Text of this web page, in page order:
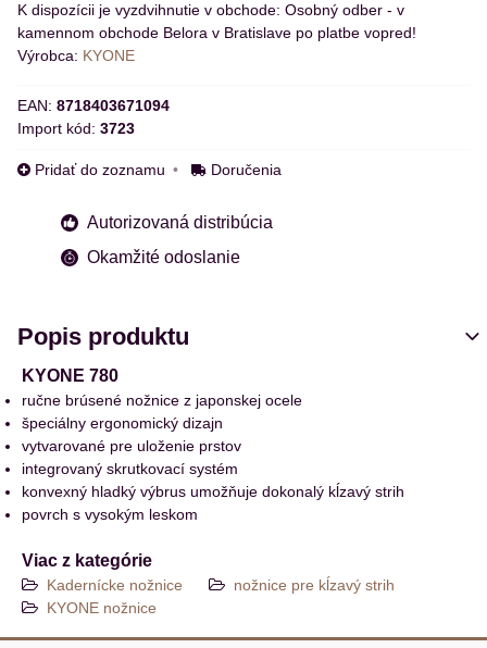
Osobný odber - v
kamennom obchode Belora v Bratislave po platbe vopred!
Výrobca: KYONE
EAN: 8718403671094
Import kód: 3723
Pridať do zoznamu Doručenia
Autorizovaná distribúcia
Okamžité odoslanie
Popis produktu
KYONE 780
ručne brúsené nožnice z japonskej ocele
špeciálny ergonomický dizajn
vytvarované pre uloženie prstov
integrovaný skrutkovací systém
konvexný hladký výbrus umožňuje dokonalý kĺzavý strih
povrch s vysokým leskom
Viac z kategórie
Kadernícke nožnice
nožnice pre kĺzavý strih
KYONE nožnice